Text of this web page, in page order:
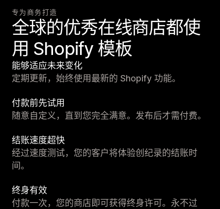
专为商务打造
全球的优秀在线商店都使
用 Shopify 模板
能够适应未来变化
定期更新，始终使用最新的 Shopify 功能。
付款前先试用
随意自定义，直到您完全满意。发布后才需付费。
结账速度超快
经过速度测试，您的客户将体验创纪录的结账时
间。
终身有效
付款一次，您的商店即可获得终身许可。永不过